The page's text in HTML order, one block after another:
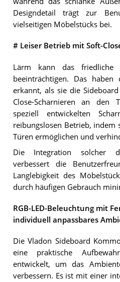
Designdetail trägt zur
vielseitigen Möbelstücks bei.
# Leiser Betrieb mit Soft-
Lärm kann das friedliche
beeinträchtigen. Das
erkannt, als sie die
Close-Scharnieren an den
speziell entwickelten
reibungslosen Betrieb, indem
Türen ermöglichen und
Die Integration solcher
verbessert die
Langlebigkeit des
durch häufigen Gebrauch
RGB-LED-Beleuchtung mit
individuell anpassbares
Die Vladon Sideboard
eine praktische
entwickelt, um das
verbessern. Es ist mit einer